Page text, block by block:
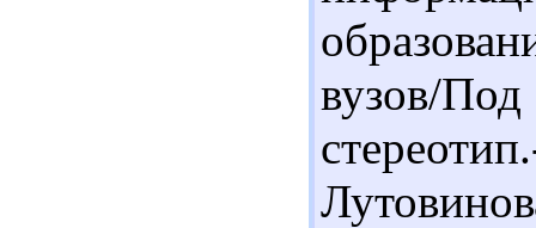
вузов/